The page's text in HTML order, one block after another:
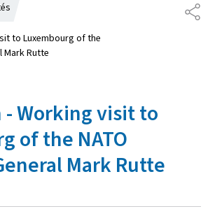
S
H
to Luxembourg of the
Mark Rutte
- Working visit to
of the NATO
Mark Rutte